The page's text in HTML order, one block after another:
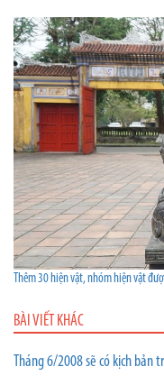
Thêm 30 hiện vật, nhóm hiện vật
BÀI VIẾT KHÁC
Tháng 6/2008 sẽ có kịch bản